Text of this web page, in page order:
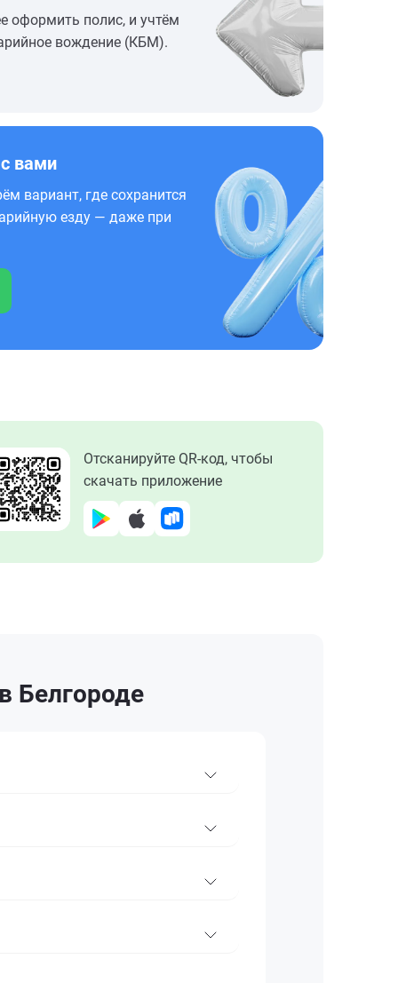
оформить полис, и учтём
вождение (КБМ).
вами
вариант, где сохранится
езду — даже при
Отсканируйте QR-код, чтобы
скачать приложение
Белгороде